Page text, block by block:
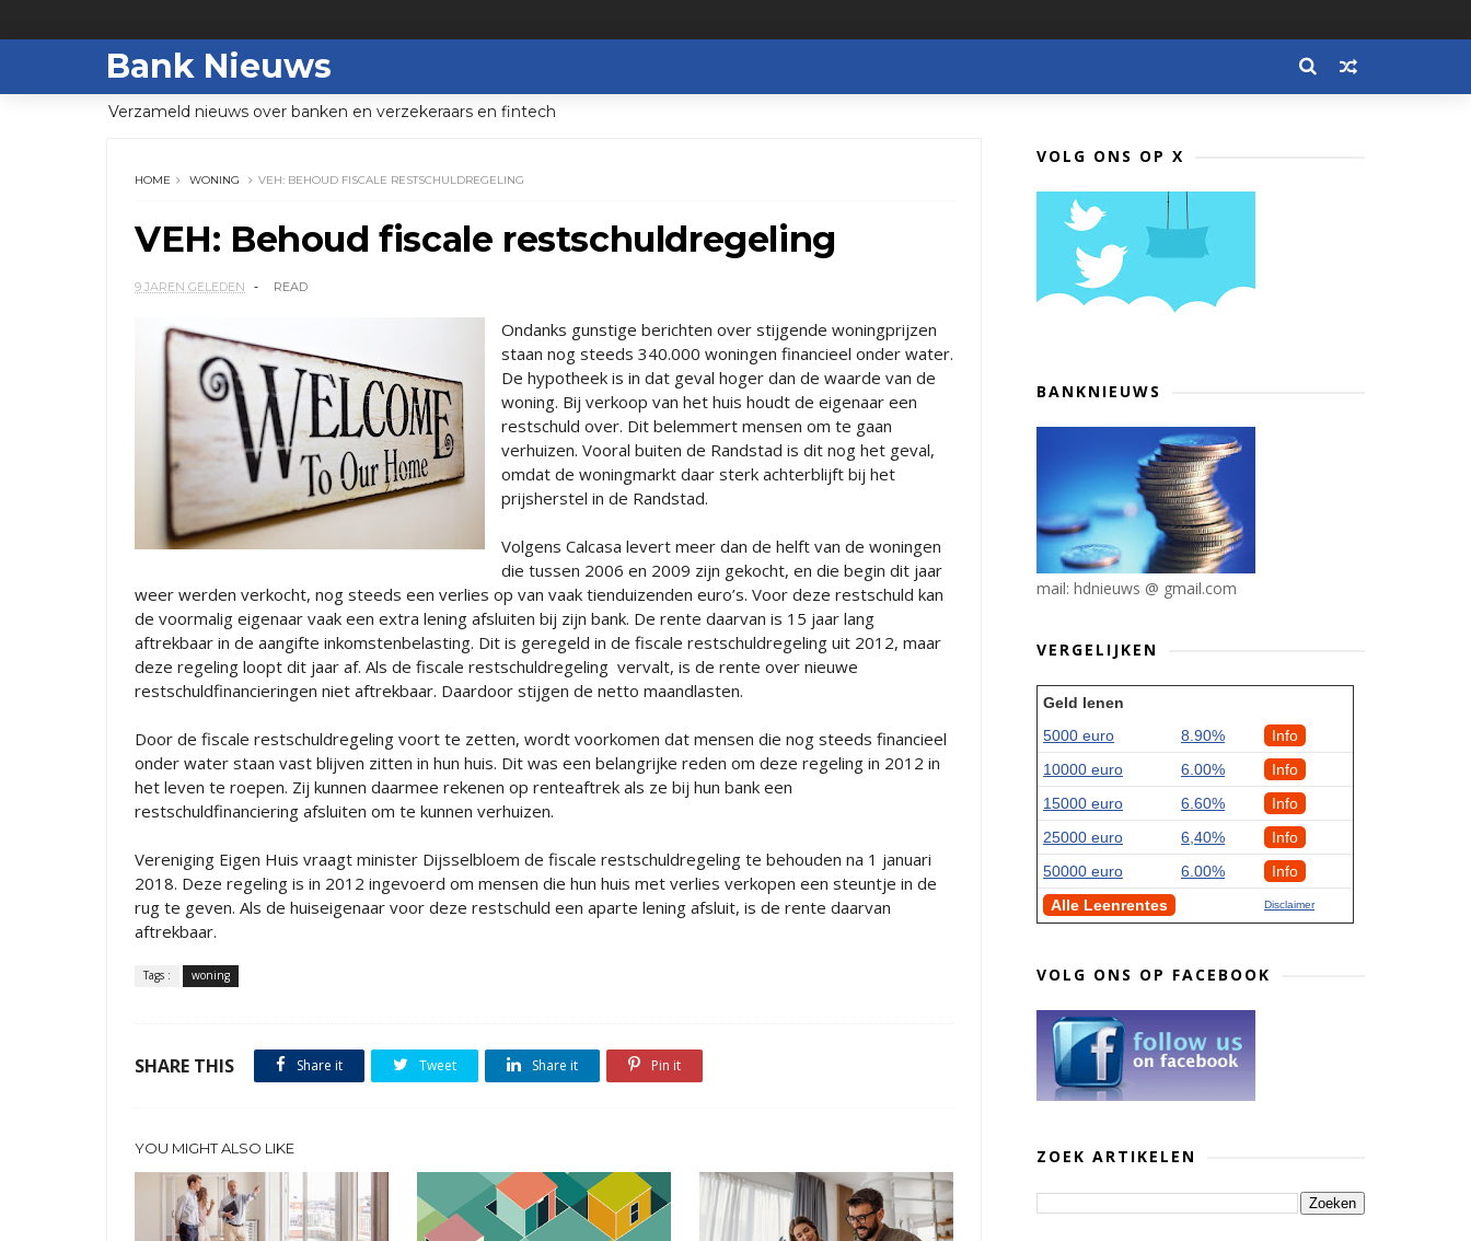
Bank Nieuws
Verzameld nieuws over banken en verzekeraars en fintech
HOME WONING VEH: BEHOUD FISCALE RESTSCHULDREGELING
VEH: Behoud fiscale restschuldregeling
9 JAREN GELEDEN READ
Ondanks gunstige berichten over stijgende woningprijzen
staan nog steeds 340.000 woningen financieel onder water.
De hypotheek is in dat geval hoger dan de waarde van de
woning. Bij verkoop van het huis houdt de eigenaar een
restschuld over. Dit belemmert mensen om te gaan
verhuizen. Vooral buiten de Randstad is dit nog het geval,
omdat de woningmarkt daar sterk achterblijft bij het
prijsherstel in de Randstad.
Volgens Calcasa levert meer dan de helft van de woningen
die tussen 2006 en 2009 zijn gekocht, en die begin dit jaar
weer werden verkocht, nog steeds een verlies op van vaak tienduizenden euro’s. Voor deze restschuld kan
de voormalig eigenaar vaak een extra lening afsluiten bij zijn bank. De rente daarvan is 15 jaar lang
aftrekbaar in de aangifte inkomstenbelasting. Dit is geregeld in de fiscale restschuldregeling uit 2012, maar
deze regeling loopt dit jaar af. Als de fiscale restschuldregeling vervalt, is de rente over nieuwe
restschuldfinancieringen niet aftrekbaar. Daardoor stijgen de netto maandlasten.
Door de fiscale restschuldregeling voort te zetten, wordt voorkomen dat mensen die nog steeds financieel
onder water staan vast blijven zitten in hun huis. Dit was een belangrijke reden om deze regeling in 2012 in
het leven te roepen. Zij kunnen daarmee rekenen op renteaftrek als ze bij hun bank een
restschuldfinanciering afsluiten om te kunnen verhuizen.
Vereniging Eigen Huis vraagt minister Dijsselbloem de fiscale restschuldregeling te behouden na 1 januari
2018. Deze regeling is in 2012 ingevoerd om mensen die hun huis met verlies verkopen een steuntje in de
rug te geven. Als de huiseigenaar voor deze restschuld een aparte lening afsluit, is de rente daarvan
aftrekbaar.
Tags : woning
SHARE THIS Share it Tweet Share it Pin it
YOU MIGHT ALSO LIKE
VOLG ONS OP X
BANKNIEUWS
mail: hdnieuws @ gmail.com
VERGELIJKEN
Geld lenen
5000 euro
8.90%
Info
10000 euro
6.00%
Info
15000 euro
6.60%
Info
25000 euro
6,40%
Info
50000 euro
6.00%
Info
Alle Leenrentes
Disclaimer
VOLG ONS OP FACEBOOK
ZOEK ARTIKELEN